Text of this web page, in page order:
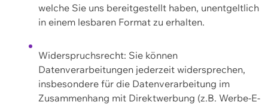
welche Sie uns bereitgestellt haben, unentgeltlich
in einem lesbaren Format zu erhalten.
Widerspruchsrecht: Sie können
Datenverarbeitungen jederzeit widersprechen,
insbesondere für die Datenverarbeitung im
Zusammenhang mit Direktwerbung (z.B. Werbe-E-